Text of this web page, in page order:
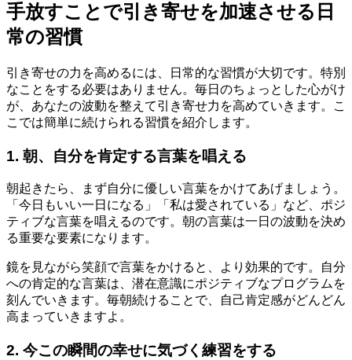
手放すことで引き寄せを加速させる日
常の習慣
引き寄せの力を高めるには、日常的な習慣が大切です。特別
なことをする必要はありません。毎日のちょっとした心がけ
が、あなたの波動を整えて引き寄せ力を高めていきます。こ
こでは簡単に続けられる習慣を紹介します。
1. 朝、自分を肯定する言葉を唱える
朝起きたら、まず自分に優しい言葉をかけてあげましょう。
「今日もいい一日になる」「私は愛されている」など、ポジ
ティブな言葉を唱えるのです。朝の言葉は一日の波動を決め
る重要な要素になります。
鏡を見ながら笑顔で言葉をかけると、より効果的です。自分
への肯定的な言葉は、潜在意識にポジティブなプログラムを
刻んでいきます。毎朝続けることで、自己肯定感がどんどん
高まっていきますよ。
2. 今この瞬間の幸せに気づく練習をする